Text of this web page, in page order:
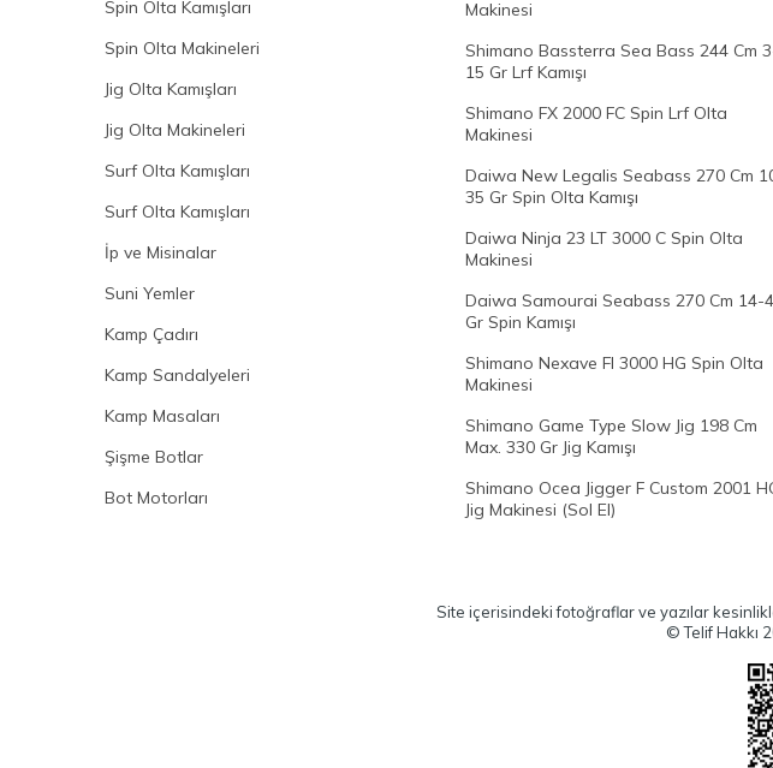
Spin Olta Kamışları
Spin Olta Makineleri
Jig Olta Kamışları
Jig Olta Makineleri
Surf Olta Kamışları
Surf Olta Kamışları
İp ve Misinalar
Suni Yemler
Kamp Çadırı
Kamp Sandalyeleri
Kamp Masaları
Şişme Botlar
Bot Motorları
Makinesi
Shimano Bassterra Sea Bass 244 Cm
15 Gr Lrf Kamışı
Shimano FX 2000 FC Spin Lrf Olta
Makinesi
Daiwa New Legalis Seabass 270 Cm
35 Gr Spin Olta Kamışı
Daiwa Ninja 23 LT 3000 C Spin Olta
Makinesi
Daiwa Samourai Seabass 270 Cm 14-
Gr Spin Kamışı
Shimano Nexave FI 3000 HG Spin Olta
Makinesi
Shimano Game Type Slow Jig 198 Cm
Max. 330 Gr Jig Kamışı
Shimano Ocea Jigger F Custom 2001
Jig Makinesi (Sol El)
Site içerisindeki fotoğraflar ve yazılar
© Telif Hakkı